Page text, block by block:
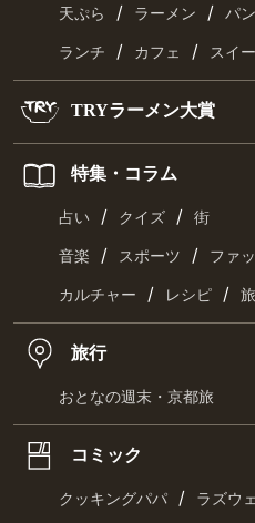
天ぷら / ラーメン / パン
ランチ / カフェ / スイ
TRYラーメン大賞
特集・コラム
占い / クイズ / 街
音楽 / スポーツ / ファ
カルチャー / レシピ / 旅
旅行
おとなの週末・京都旅
コミック
クッキングパパ / ラズウ